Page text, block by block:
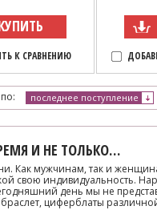
К СРАВНЕНИЮ
последнее поступление
И НЕ ТОЛЬКО…
Как мужчинам, так и
свою индивидуальность.
день мы не
циферблаты